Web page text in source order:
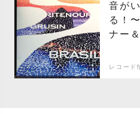
音が
る！
ナー
レコー